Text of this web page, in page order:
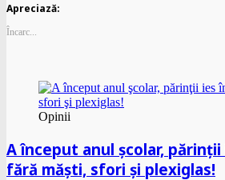
Apreciază:
Încarc...
Opinii
A început anul şcolar,
fără măşti, sfori şi plexiglas!